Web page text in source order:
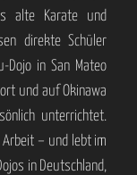
alte Karate und
direkte Schüler
Dojo in San Mateo
und auf Okinawa
unterrichtet.
Arbeit – und lebt im
in Deutschland,